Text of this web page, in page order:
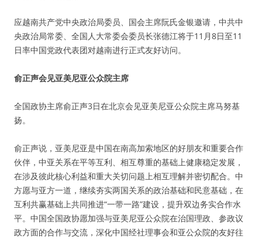
应越南共产党中央政治局委员、国会主席阮氏金银邀请，中共中
央政治局常委、全国人大常委会委员长张德江将于11月8日至11
日率中国党政代表团对越南进行正式友好访问。
俞正声会见亚美尼亚公众院主席
全国政协主席俞正声3日在北京会见亚美尼亚公众院主席马努基
扬。
俞正声说，亚美尼亚是中国在南高加索地区的好朋友和重要合作
伙伴，中亚关系在平等互利、相互尊重的基础上健康稳定发展，
在涉及彼此核心利益和重大关切问题上相互理解并密切配合。中
方愿与亚方一道，继续夯实两国关系的政治基础和民意基础，在
互利共赢基础上共同推进“一带一路”建设，提升双边务实合作水
平。中国全国政协愿加强与亚美尼亚公众院在治国理政、参政议
政方面的合作与交流，深化中国经社理事会和亚公众院的友好往